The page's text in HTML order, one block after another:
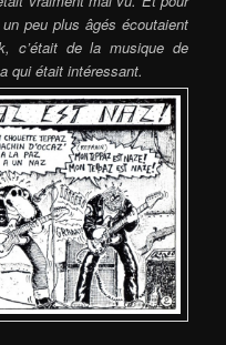
peu plus âgés écoutaient
c’était de la musique de
qui était intéressant.